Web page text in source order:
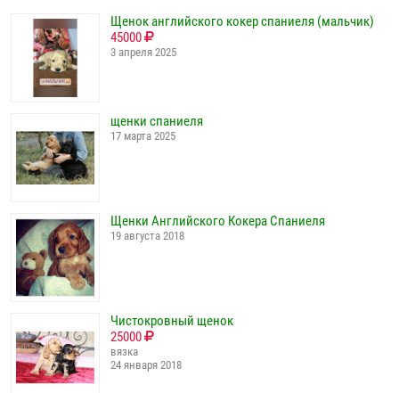
Щенок английского кокер спаниеля (мальчик)
45000
3 апреля 2025
щенки спаниеля
17 марта 2025
Щенки Английского Кокера Спаниеля
19 августа 2018
Чистокровный щенок
25000
вязка
24 января 2018